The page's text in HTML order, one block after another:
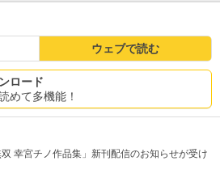
ウェブで読む
ロード
めて多機能！
幸宮チノ作品集」新刊配信のお知らせが受け